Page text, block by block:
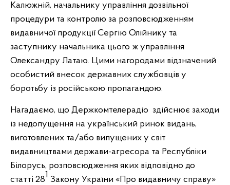
Калюжній, начальнику управління дозвільної
процедури та контролю за розповсюдженням
видавничої продукції Сергію Олійнику та
заступнику начальника цього ж управління
Олександру Латаю. Цими нагородами відзначений
особистий внесок державних службовців у
боротьбу із російською пропагандою.
Нагадаємо, що Держкомтелерадіо здійснює заходи
із недопущення на український ринок видань,
виготовлених та/або випущених у світ
видавництвами держави-агресора та Республіки
Білорусь, розповсюдження яких відповідно до
статті 281 Закону України «Про видавничу справу»